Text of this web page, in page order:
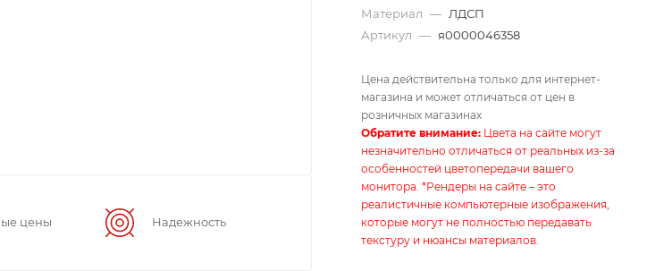
цены Надежность
Материал — ЛДСП
Артикул — я0000046358
Цена действительна только для интернет-
магазина и может отличаться от цен в
розничных магазинах
Обратите внимание: Цвета на сайте могут
незначительно отличаться от реальных из-за
особенностей цветопередачи вашего
монитора. *Рендеры на сайте – это
реалистичные компьютерные изображения,
которые могут не полностью передавать
текстуру и нюансы материалов.